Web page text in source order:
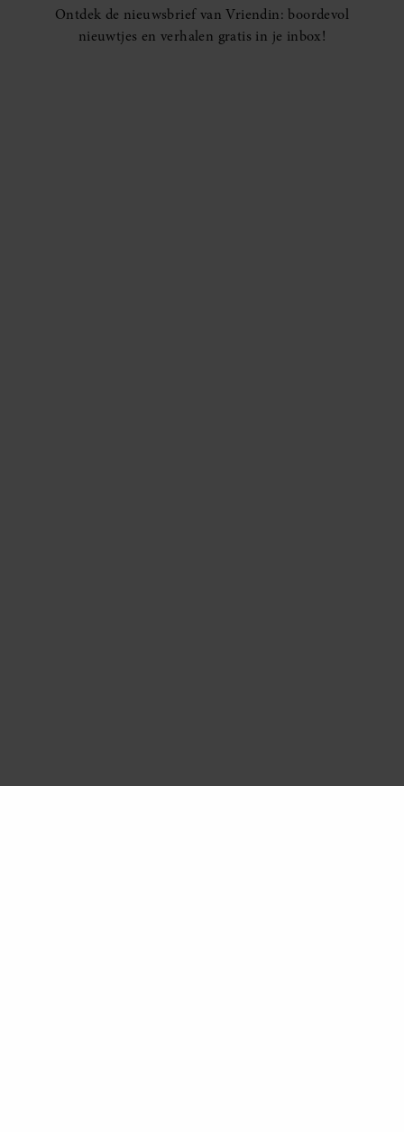
Ontdek de nieuwsbrief van Vriendin: boordevol
nieuwtjes en verhalen gratis in je inbox!